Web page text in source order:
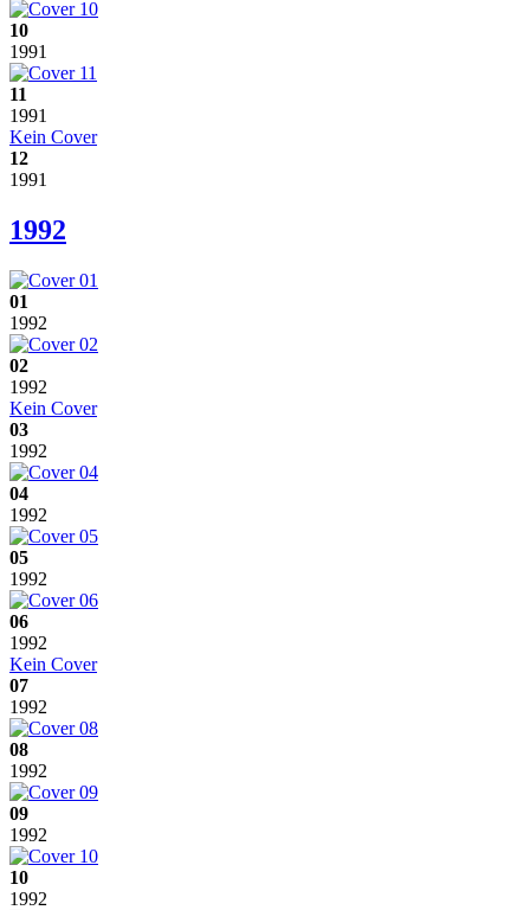
10
1991
11
1991
Kein Cover
12
1991
1992
01
1992
02
1992
Kein Cover
03
1992
04
1992
05
1992
06
1992
Kein Cover
07
1992
08
1992
09
1992
10
1992